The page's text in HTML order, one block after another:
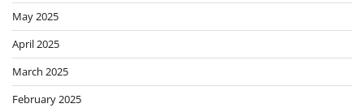
May 2025
April 2025
March 2025
February 2025